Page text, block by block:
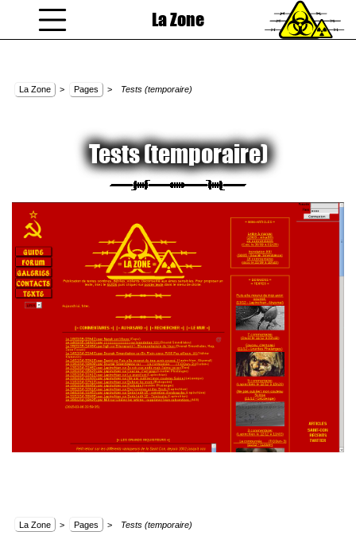
La Zone
La Zone > Pages > Tests (temporaire)
Tests (temporaire)
La Zone > Pages > Tests (temporaire)